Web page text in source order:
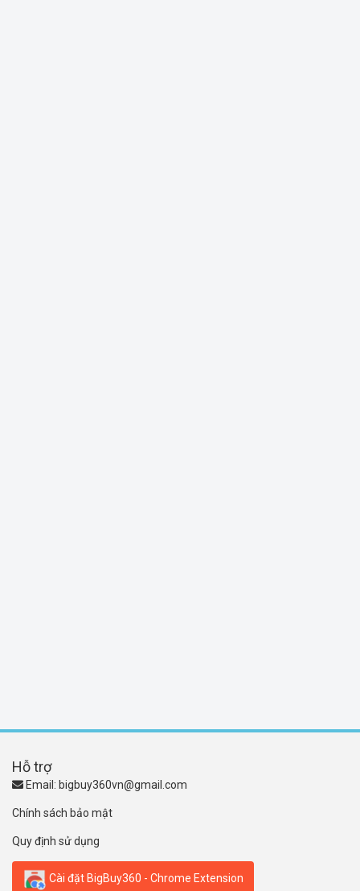
Hỗ trợ
Email: bigbuy360vn@gmail.com
Chính sách bảo mật
Quy định sử dụng
Cài đặt BigBuy360 - Chrome Extension